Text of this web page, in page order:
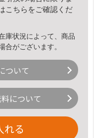
こちら をご確認くだ
庫状況によって、商品
合がございます。
ついて
について
れる